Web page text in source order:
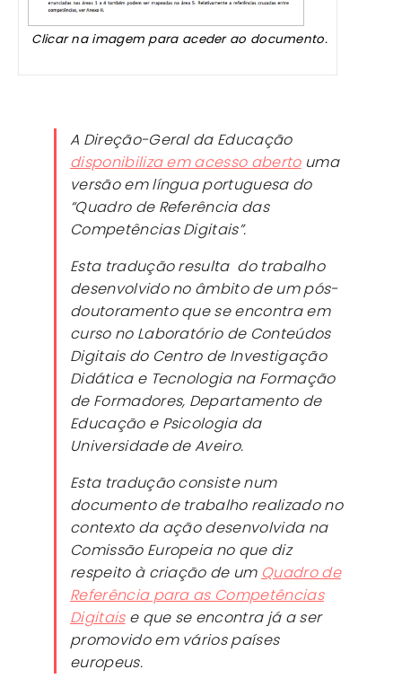
Clicar na imagem para aceder ao documento.
A Direção-Geral da Educação
disponibiliza em acesso abertouma
versão em língua portuguesa do
“Quadro de Referência das
Competências Digitais”.
Esta tradução resulta do trabalho
desenvolvido no âmbito de um pós-
doutoramento que se encontra em
curso no Laboratório de Conteúdos
Digitais do Centro de Investigação
Didática e Tecnologia na Formação
de Formadores, Departamento de
Educação e Psicologia da
Universidade de Aveiro.
Esta tradução consiste num
documento de trabalho realizado no
contexto da ação desenvolvida na
Comissão Europeia no que diz
respeito à criação de um Quadro de
Referência para as Competências
Digitaise que se encontra já a ser
promovido em vários países
europeus.